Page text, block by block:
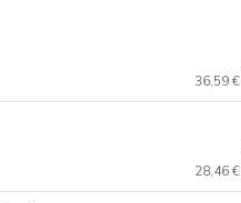
36,59 €
28,46 €